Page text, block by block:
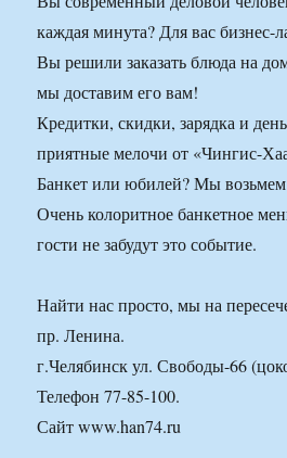
каждая минута? Для вас бизнес-
Вы решили заказать блюда на
мы доставим его вам!
Кредитки, скидки, зарядка и
приятные мелочи от «Чингис-
Банкет или юбилей? Мы
Очень колоритное банкетное
гости не забудут это событие.
Найти нас просто, мы на
пр. Ленина.
г.Челябинск ул. Свободы-66
Телефон 77-85-100.
Сайт www.han74.ru